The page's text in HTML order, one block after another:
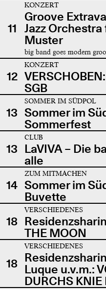
11
KONZERT
Groove
Jazz
Muster
big band goes modern
12
KONZERT
SGB
13
SOMMER IM SÜDPOL
Sommer im
Sommerfest
13
CLUB
LaVIVA – Die
alle
14
ZUM MITMACHEN
Sommer im
Buvette
18
VERSCHIEDENES
THE MOON
18
VERSCHIEDENES
Luque u.v.m.:
DURCHS KNIE